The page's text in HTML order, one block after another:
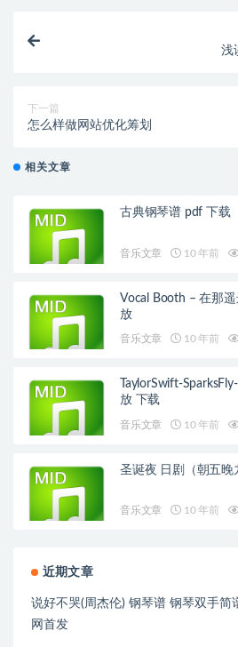
浅
下一篇
怎么样做网站优化筹划
相关文章
古典钢琴谱 pdf 下载
音乐文章 10 年前
Vocal Booth – 在那
放
音乐文章 10 年前
TaylorSwift-
放 下载
音乐文章 10 年前
圣诞夜 日剧（朝五晚
音乐文章 10 年前
近期文章
说好不哭(周杰伦) 钢琴谱 钢琴双手简
网首发